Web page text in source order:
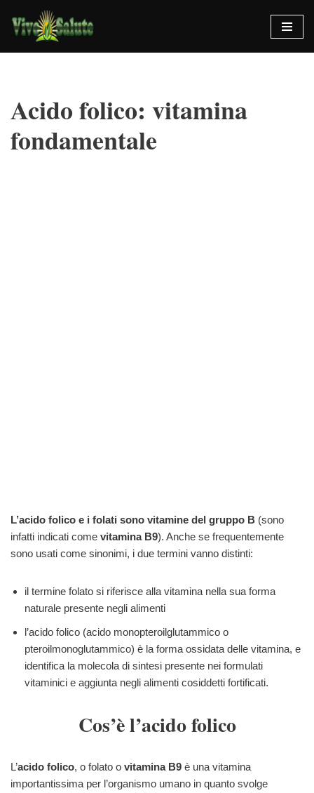
Vai
al
Acido folico: vitamina
fondamentale
L’acido folico e i folati sono vitamine del gruppo B (sono
infatti indicati come vitamina B9). Anche se frequentemente
sono usati come sinonimi, i due termini vanno distinti:
il termine folato si riferisce alla vitamina nella sua forma
naturale presente negli alimenti
l’acido folico (acido monopteroilglutammico o
pteroilmonoglutammico) è la forma ossidata delle vitamina, e
identifica la molecola di sintesi presente nei formulati
vitaminici e aggiunta negli alimenti cosiddetti fortificati.
Cos’è l’acido folico
L’acido folico, o folato o vitamina B9 è una vitamina
importantissima per l’organismo umano in quanto svolge